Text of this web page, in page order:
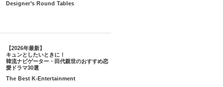
Designer's Round Tables
【2026年最新】
キュンとしたいときに！
韓流ナビゲーター・田代親世のおすすめ恋
愛ドラマ30選
The Best K-Entertainment